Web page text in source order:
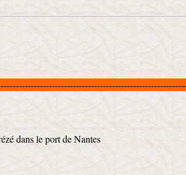
dans le port de Nantes